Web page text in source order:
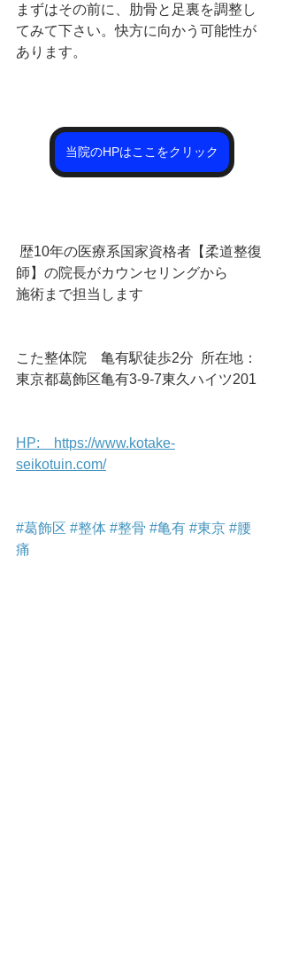
まずはその前に、肋骨と足裏を調整し
てみて下さい。快方に向かう可能性が
あります。
当院のHPはここをクリック
歴10年の医療系国家資格者【柔道整復
師】の院長がカウンセリングから
施術まで担当します
こた整体院　亀有駅徒歩2分  所在地：
東京都葛飾区亀有3-9-7東久ハイツ201
HP:　https://www.kotake-
seikotuin.com/
#葛飾区 #整体 #整骨 #亀有 #東京 #腰
痛